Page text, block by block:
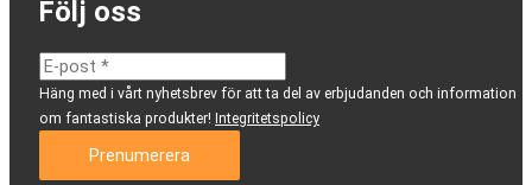
Följ oss
Häng med i vårt nyhetsbrev för att ta del av erbjudanden och information
om fantastiska produkter! Integritetspolicy